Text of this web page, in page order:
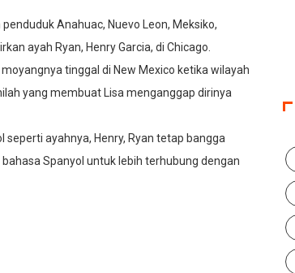
Anahuac, Nuevo Leon, Meksiko,
ayah Ryan, Henry Garcia, di Chicago.
moyangnya tinggal di New Mexico ketika wilayah
yang membuat Lisa menganggap dirinya
ayahnya, Henry, Ryan tetap bangga
Spanyol untuk lebih terhubung dengan